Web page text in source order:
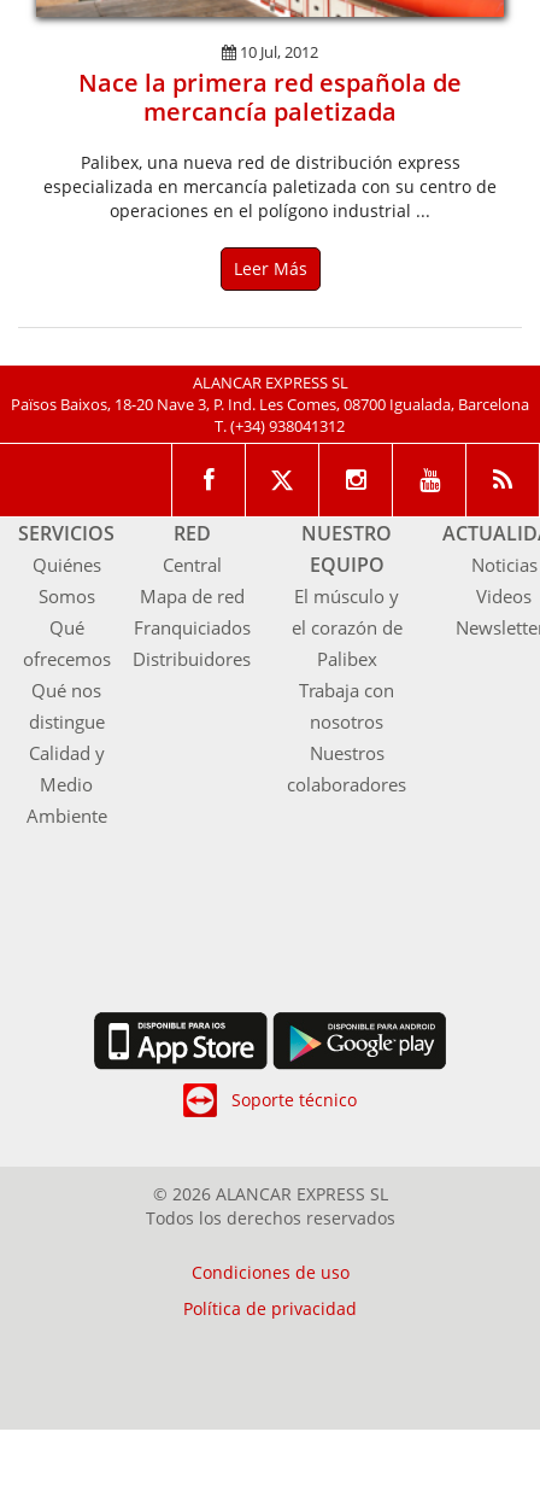
10 Jul, 2012
Nace la primera red española de
mercancía paletizada
Palibex, una nueva red de distribución express
especializada en mercancía paletizada con su centro de
operaciones en el polígono industrial ...
Leer Más
ALANCAR EXPRESS SL
Països Baixos, 18-20 Nave 3, P. Ind. Les Comes, 08700 Igualada, Barcelona
T.(+34) 938041312
SERVICIOS
Quiénes
Somos
Qué
ofrecemos
Qué nos
distingue
Calidad y
Medio
Ambiente
RED
Central
Mapa de red
Franquiciados
Distribuidores
NUESTRO
EQUIPO
El músculo y
el corazón de
Palibex
Trabaja con
nosotros
Nuestros
colaboradores
Noticias
Videos
Soporte técnico
© 2026 ALANCAR EXPRESS SL
Todos los derechos reservados
Condiciones de uso
Política de privacidad